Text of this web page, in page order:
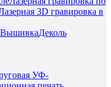
3D гравировка в
ВышивкаДеколь
УФ-